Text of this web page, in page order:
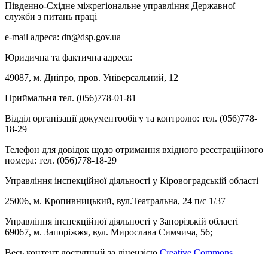
Південно-Східне міжрегіональне управління Державної
служби з питань праці
e-mail адреса: dn@dsp.gov.ua
Юридична та фактична адреса:
49087, м. Дніпро, пров. Універсальний, 12
Приймальня тел. (056)778-01-81
Відділ організації документообігу та контролю: тел. (056)778-
18-29
Телефон для довідок щодо отримання вхідного реєстраційного
номера: тел. (056)778-18-29
Управління інспекційної діяльності у Кіровоградській області
25006, м. Кропивницький, вул.Театральна, 24 п/с 1/37
Управління інспекційної діяльності у Запорізькій області
69067, м. Запоріжжя, вул. Мирослава Симчича, 56;